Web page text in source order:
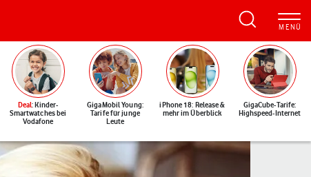
Deal: Kinder-
Smartwatches bei
Vodafone
GigaMobil Young:
Tarife für junge
Leute
iPhone 18: Release &
mehr im Überblick
GigaCube-Tarife:
Highspeed-Internet